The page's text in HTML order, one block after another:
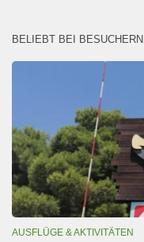
BELIEBT BEI BESUCHERN
AUSFLÜGE & AKTIVITÄTEN